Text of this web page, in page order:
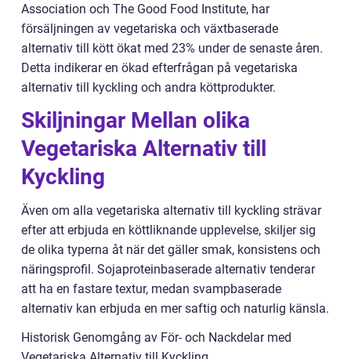
Association och The Good Food Institute, har
försäljningen av vegetariska och växtbaserade
alternativ till kött ökat med 23% under de senaste åren.
Detta indikerar en ökad efterfrågan på vegetariska
alternativ till kyckling och andra köttprodukter.
Skiljningar Mellan olika
Vegetariska Alternativ till
Kyckling
Även om alla vegetariska alternativ till kyckling strävar
efter att erbjuda en köttliknande upplevelse, skiljer sig
de olika typerna åt när det gäller smak, konsistens och
näringsprofil. Sojaproteinbaserade alternativ tenderar
att ha en fastare textur, medan svampbaserade
alternativ kan erbjuda en mer saftig och naturlig känsla.
Historisk Genomgång av För- och Nackdelar med